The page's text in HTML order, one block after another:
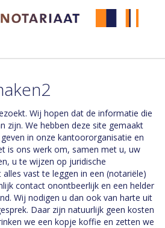
Wij hopen dat de informatie die
zijn. We hebben deze site gemaakt
in onze kantoororganisatie en
is ons werk om, samen met u, uw
u te wijzen op juridische
vast te leggen in een (notariële)
contact onontbeerlijk en een helder
Wij nodigen u dan ook van harte uit
Daar zijn natuurlijk geen kosten
we een kopje koffie en zetten we